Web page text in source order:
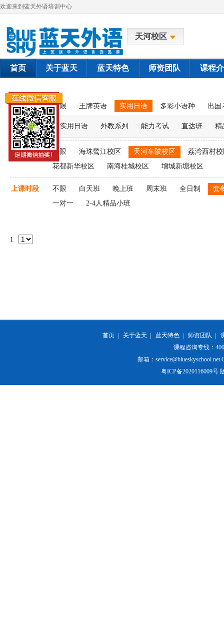
欢迎来到蓝天外语培训中心
天河校区
首页 关于蓝天 蓝天特色 师资团队 课程
课程类别 不限 王牌英语 实用日语 多彩小语种 出国
实用日语 外教系列 能力考试 直达班 精
上课校区 不限 海珠鹭江校区 天河车陂校区
荔湾西村
花都新华校区
南海桂城校区 增城新塘校区
上课时段 不限 白天班 晚上班 周末班 全日制
套
一对一
2-4人精品小班
1
首页 关于蓝天 蓝天特色 师资团队
课程咨询专线：
邮箱：service@blueskyschool.net
粤ICP备2020116009号